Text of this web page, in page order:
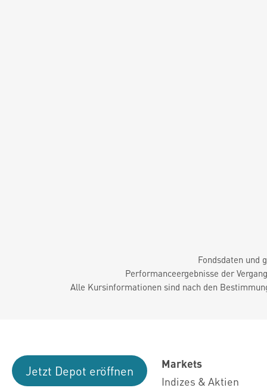
Fondsdaten und
Performanceergebnisse der
Alle Kursinformationen sind nach den
Jetzt Depot eröffnen
Markets
Indizes & Aktien